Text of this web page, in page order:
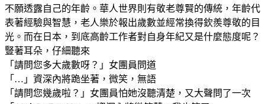
不願透露自己的年齡。華人世界則有敬老尊賢的傳統，年齡代
表著經驗與智慧，老人樂於報出歲數並經常換得欽羨尊敬的目
光。而在日本，到底高齡工作者對自身年紀又是什麼態度呢？
豎著耳朵，仔細聽來
「請問您多大歲數呀？」女團員問道
「…」資深內將跪坐著，微笑，無語
「請問您幾歲啦？」女團員怕她沒聽清楚，又大聲問了一次